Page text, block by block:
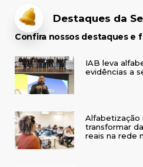
Destaques da
Confira nossos destaques e
IAB leva
evidências a
Alfabetização
transformar
reais na rede